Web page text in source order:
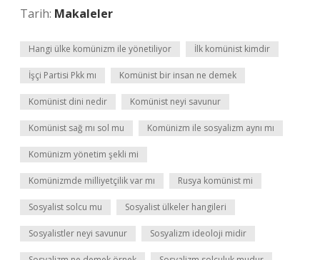
Tarih: Makaleler
Hangi ülke komünizm ile yönetiliyor İlk komünist kimdir
İşçi Partisi Pkk mı Komünist bir insan ne demek
Komünist dini nedir Komünist neyi savunur
Komünist sağ mı sol mu Komünizm ile sosyalizm aynı mı
Komünizm yönetim şekli mi
Komünizmde milliyetçilik var mı Rusya komünist mi
Sosyalist solcu mu Sosyalist ülkeler hangileri
Sosyalistler neyi savunur Sosyalizm ideoloji midir